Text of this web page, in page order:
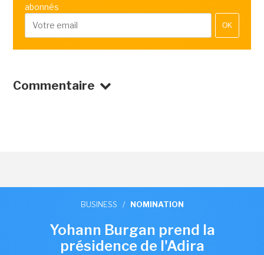
abonnés
OK
Commentaire
BUSINESS / NOMINATION
Yohann Burgan prend la
présidence de l'Adira